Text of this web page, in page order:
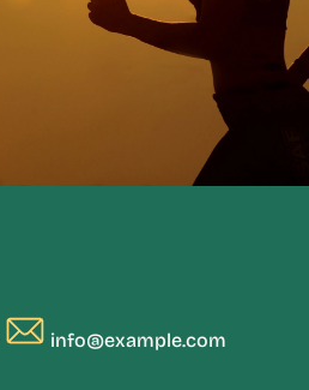
info@example.com